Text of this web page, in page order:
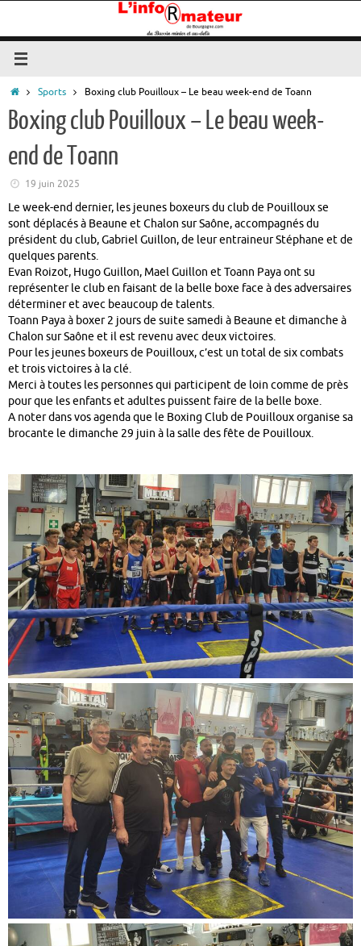
contenu
Accueil
Sports Boxing club Pouilloux – Le beau week-end de Toann
Boxing club Pouilloux – Le beau week-
end de Toann
19 juin 2025
Le week-end dernier, les jeunes boxeurs du club de Pouilloux se
sont déplacés à Beaune et Chalon sur Saône, accompagnés du
président du club, Gabriel Guillon, de leur entraineur Stéphane et de
quelques parents.
Evan Roizot, Hugo Guillon, Mael Guillon et Toann Paya ont su
représenter le club en faisant de la belle boxe face à des adversaires
déterminer et avec beaucoup de talents.
Toann Paya à boxer 2 jours de suite samedi à Beaune et dimanche à
Chalon sur Saône et il est revenu avec deux victoires.
Pour les jeunes boxeurs de Pouilloux, c’est un total de six combats
et trois victoires à la clé.
Merci à toutes les personnes qui participent de loin comme de près
pour que les enfants et adultes puissent faire de la belle boxe.
A noter dans vos agenda que le Boxing Club de Pouilloux organise sa
brocante le dimanche 29 juin à la salle des fête de Pouilloux.